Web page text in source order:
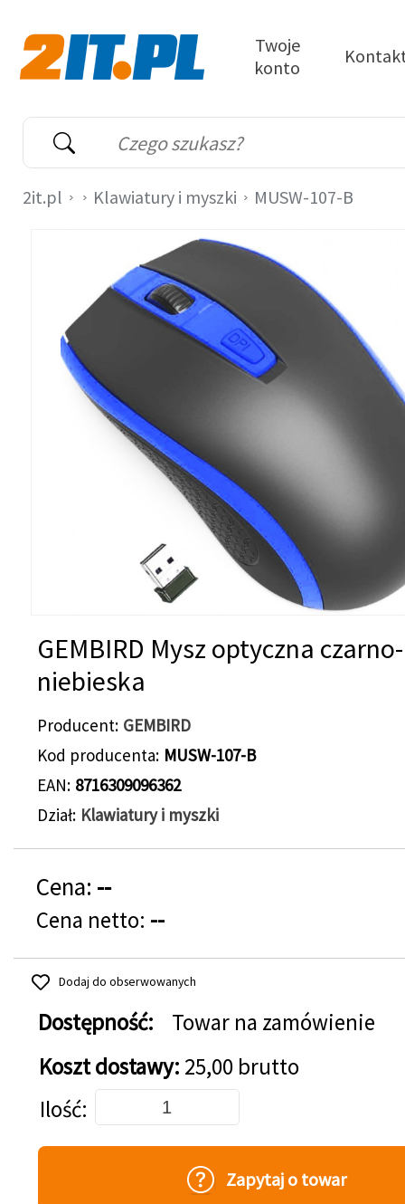
Wyszukiwarka
Słowo kluczowe
Twoje
konto
2it.pl Klawiatury i myszki MUSW-107-B
GEMBIRD Mysz optyczna czarno-
niebieska
Producent GEMBIRD
Kod producenta MUSW-107-B
EAN 8716309096362
Dział Klawiatury i myszki
Cena: --
Cena netto: --
Dodaj do obserwowanych
Dostępność:
Towar na zamówienie
Koszt dostawy: 25,00 brutto
Dodaj do koszyka
Ilość
Zapytaj o towar